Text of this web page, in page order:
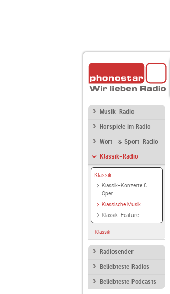
Musik-Radio
Hörspiele im Radio
Wort- & Sport-Radio
Klassik-Radio
Klassik
Klassik-Konzerte &
Oper
Klassische Musik
Klassik-Feature
Klassik
Radiosender
Beliebteste Radios
Beliebteste Podcasts